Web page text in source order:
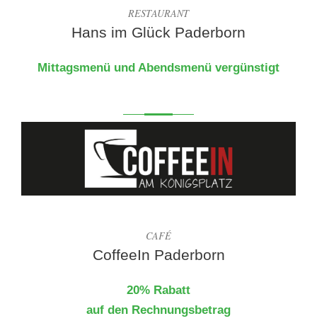
RESTAURANT
Hans im Glück Paderborn
Mittagsmenü und Abendsmenü vergünstigt
CAFÉ
CoffeeIn Paderborn
20% Rabatt
auf den Rechnungsbetrag